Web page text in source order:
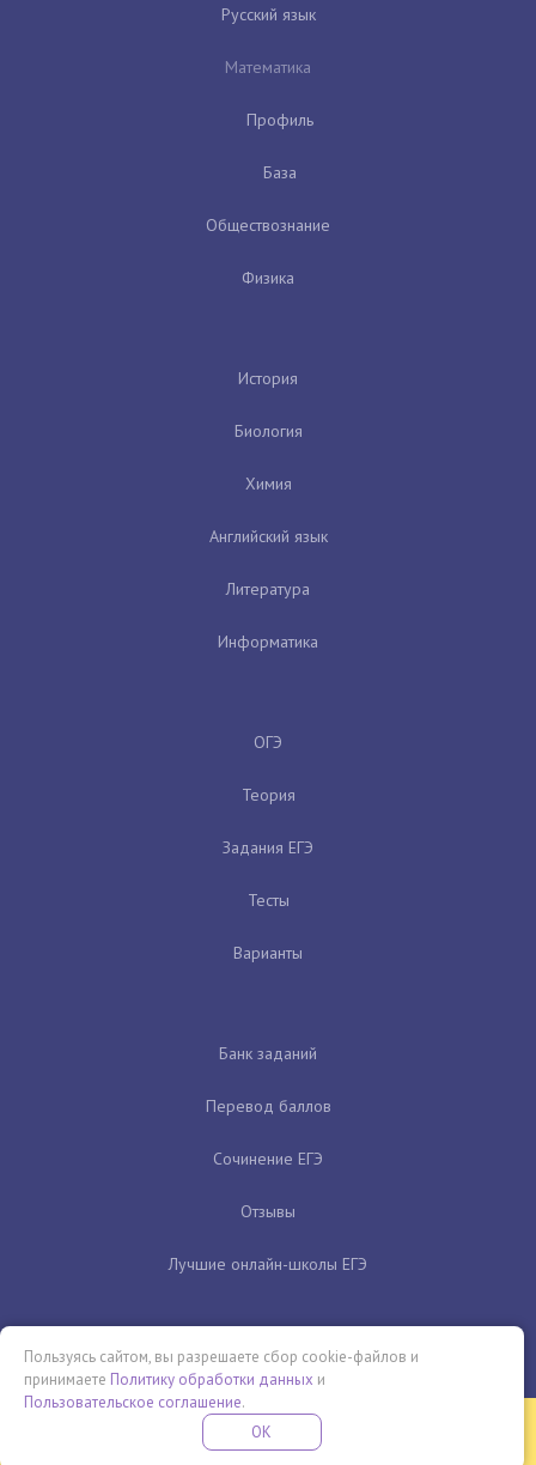
Русский язык
Математика
Профиль
База
Обществознание
Физика
История
Биология
Химия
Английский язык
Литература
Информатика
ОГЭ
Теория
Задания ЕГЭ
Тесты
Варианты
Банк заданий
Перевод баллов
Сочинение ЕГЭ
Отзывы
Лучшие онлайн-школы ЕГЭ
Бесплатная летняя школа
ПРОВЕДИ ЭТО ЛЕТО С ПОЛЬЗОЙ
Пользуясь сайтом, вы разрешаете сбор cookie-файлов и
принимаете Политику обработки данных и
Пользовательское соглашение.
OK